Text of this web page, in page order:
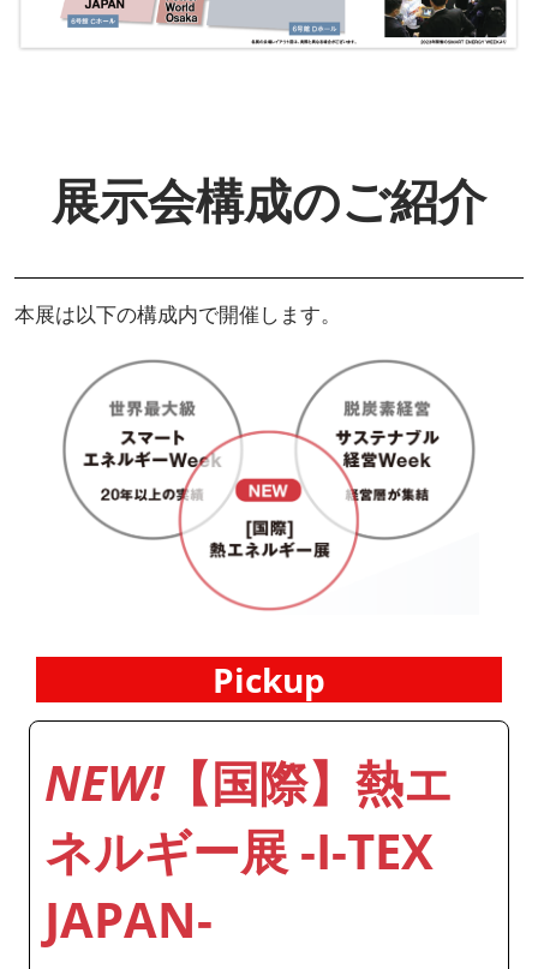
展示会構成のご紹介
本展は以下の構成内で開催します。
Pickup
NEW!【国際】熱エ
ネルギー展 -I-TEX
JAPAN-